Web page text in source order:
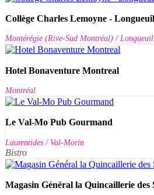
Collège Charles Lemoyne - Longueuil
Montérégie (Rive-Sud Montréal) / Longueuil
Hotel Bonaventure Montreal
Montréal
Le Val-Mo Pub Gourmand
Laurentides / Val-Morin
Bistro
Magasin Général la Quincaillerie